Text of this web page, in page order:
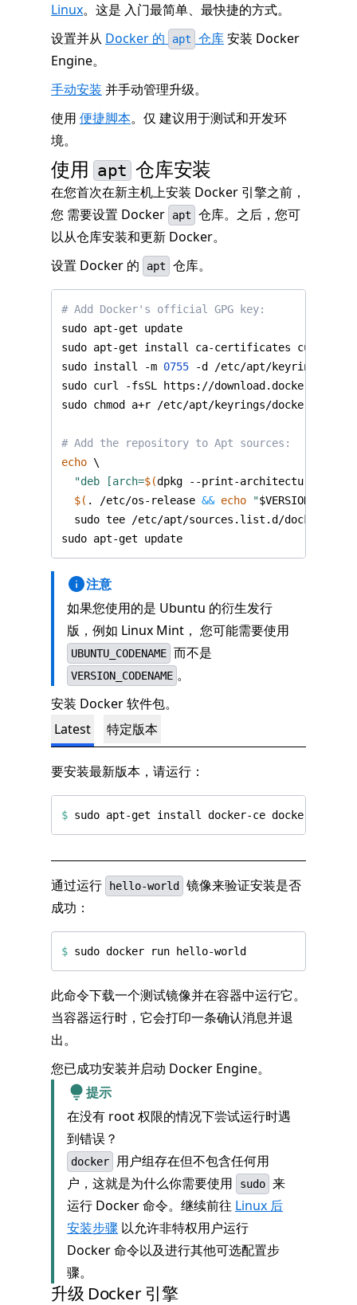
Linux。这是 入门最简单、最快捷的方式。
设置并从 Docker 的 apt 仓库安装 Docker
Engine。
手动安装 并手动管理升级。
使用 便捷脚本。仅 建议用于测试和开发环
境。
使用 apt 仓库安装
在您首次在新主机上安装 Docker 引擎之前，
您 需要设置 Docker
apt
仓库。之后，您可
以从仓库安装和更新 Docker。
设置 Docker 的
apt 仓库。
# Add Docker's official GPG key:
sudo install -m 0755
# Add the repository to Apt sources:
echo
"deb [arch=$(dpkg --print-architecture
$( . /etc/os-release && echo "
sudo apt-get update
注意
如果您使用的是 Ubuntu 的衍生发行
版，例如 Linux Mint， 您可能需要使用
UBUNTU_CODENAME 而不是
VERSION_CODENAME 。
安装 Docker 软件包。
Latest
特定版本
要安装最新版本，请运行：
$
通过运行 hello-world
镜像来验证安装是否
成功：
$
此命令下载一个测试镜像并在容器中运行它。
当容器运行时，它会打印一条确认消息并退
出。
您已成功安装并启动 Docker Engine。
提示
在没有 root 权限的情况下尝试运行时遇
到错误？
docker
用户组存在但不包含任何用
户，这就是为什么你需要使用
sudo 来
运行 Docker 命令。继续前往 Linux 后
安装步骤 以允许非特权用户运行
Docker 命令以及进行其他可选配置步
骤。
升级 Docker 引擎